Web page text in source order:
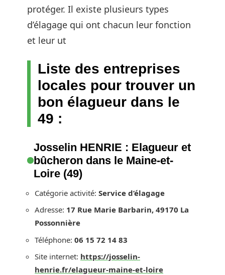
protéger. Il existe plusieurs types
d’élagage qui ont chacun leur fonction
et leur ut
Liste des entreprises
locales pour trouver un
bon élagueur dans le
49 :
Josselin HENRIE : Elagueur et
bûcheron dans le Maine-et-
Loire (49)
Catégorie activité: Service d’élagage
Adresse: 17 Rue Marie Barbarin, 49170 La
Possonnière
Téléphone: 06 15 72 14 83
Site internet: https://josselin-
henrie.fr/elagueur-maine-et-loire